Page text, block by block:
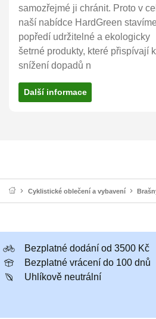
samozřejmé ji chránit. Proto v
naší nabídce HardGreen
popředí udržitelné a ekologicky
šetrné produkty, které přispívají
snížení dopadů n
Další informace
Cyklistické oblečení a vybavení
Bezplatné dodání od 3500 Kč
Bezplatné vrácení do 100 dnů
Uhlíkově neutrální